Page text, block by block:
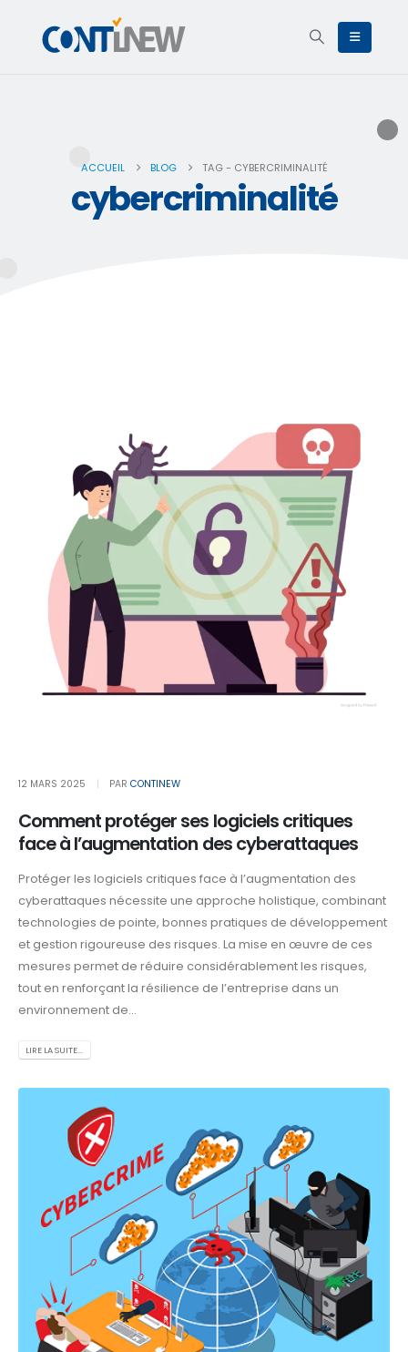
ACCUEIL BLOG TAG - CYBERCRIMINALITÉ
cybercriminalité
12 MARS 2025 PAR CONTINEW
Comment protéger ses logiciels critiques
face à l’augmentation des cyberattaques
Protéger les logiciels critiques face à l’augmentation des
cyberattaques nécessite une approche holistique, combinant
technologies de pointe, bonnes pratiques de développement
et gestion rigoureuse des risques. La mise en œuvre de ces
mesures permet de réduire considérablement les risques,
tout en renforçant la résilience de l’entreprise dans un
environnement de...
LIRE LA SUITE...